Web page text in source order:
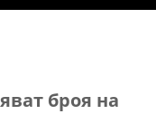
броя на